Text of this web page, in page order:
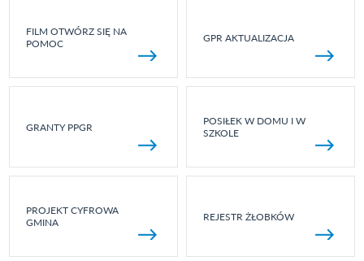
FILM OTWÓRZ SIĘ NA
POMOC
GPR AKTUALIZACJA
GRANTY PPGR
POSIŁEK W DOMU I W
SZKOLE
PROJEKT CYFROWA
GMINA
REJESTR ŻŁOBKÓW